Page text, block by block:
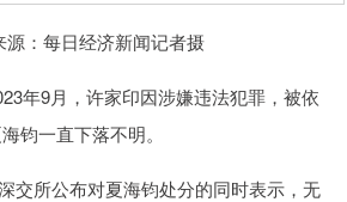
源：每日经济新闻记者摄
年9月，许家印因涉嫌违法犯罪，被依
钧一直下落不明。
所公布对夏海钧处分的同时表示，无